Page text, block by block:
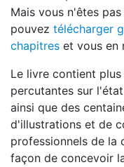
Mais vous n'êtes
pouvez télécharger
chapitres et vous en
Le livre contient
percutantes sur
ainsi que des
d'illustrations et de
professionnels de la
façon de concevoir